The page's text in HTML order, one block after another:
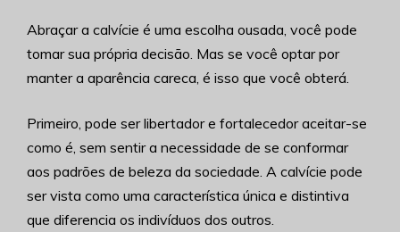
Abraçar a calvície é uma escolha ousada, você pode
tomar sua própria decisão. Mas se você optar por
manter a aparência careca, é isso que você obterá.
Primeiro, pode ser libertador e fortalecedor aceitar-se
como é, sem sentir a necessidade de se conformar
aos padrões de beleza da sociedade. A calvície pode
ser vista como uma característica única e distintiva
que diferencia os indivíduos dos outros.